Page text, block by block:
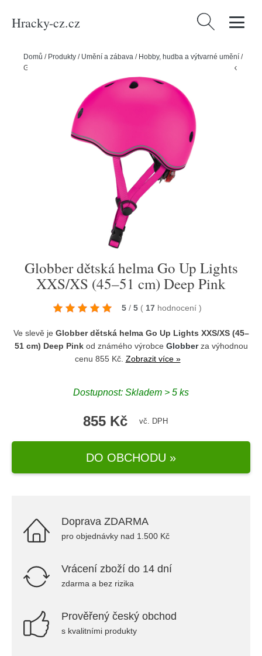
Hracky-cz.cz Vyhledávání
Domů / Produkty / Umění a zábava / Hobby, hudba a výtvarné umění /
Globber dětská helma Go Up Lights XXS/XS (45–51 cm) Deep Pink
Globber dětská helma Go Up Lights
XXS/XS (45–51 cm) Deep Pink
5 / 5 ( 17 hodnocení )
Ve slevě je Globber dětská helma Go Up Lights XXS/XS (45–
51 cm) Deep Pinkod známého výrobce Globberza výhodnou
cenu 855 Kč. Zobrazit více »
Dostupnost: Skladem > 5 ks
855 Kč vč. DPH
DO OBCHODU »
Doprava ZDARMA
pro objednávky nad 1.500 Kč
Vrácení zboží do 14 dní
zdarma a bez rizika
Prověřený český obchod
s kvalitními produkty